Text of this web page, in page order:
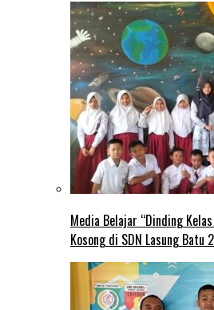
Media Belajar “Dinding
Kosong di SDN Lasung Batu 2